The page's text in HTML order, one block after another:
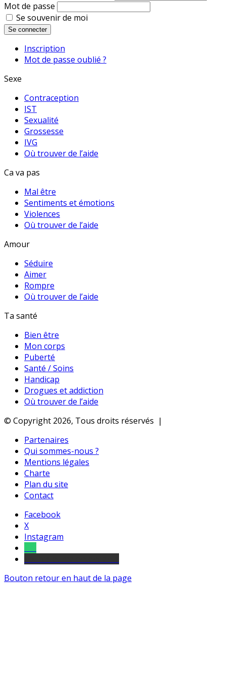
Mot de passe
Se souvenir de moi
Se connecter
Inscription
Mot de passe oublié ?
Sexe
Contraception
IST
Sexualité
Grossesse
IVG
Où trouver de l’aide
Ca va pas
Mal être
Sentiments et émotions
Violences
Où trouver de l’aide
Amour
Séduire
Aimer
Rompre
Où trouver de l’aide
Ta santé
Bien être
Mon corps
Puberté
Santé / Soins
Handicap
Drogues et addiction
Où trouver de l’aide
© Copyright 2026, Tous droits réservés |
Partenaires
Qui sommes-nous ?
Mentions légales
Charte
Plan du site
Contact
Facebook
X
Instagram
Bouton retour en haut de la page